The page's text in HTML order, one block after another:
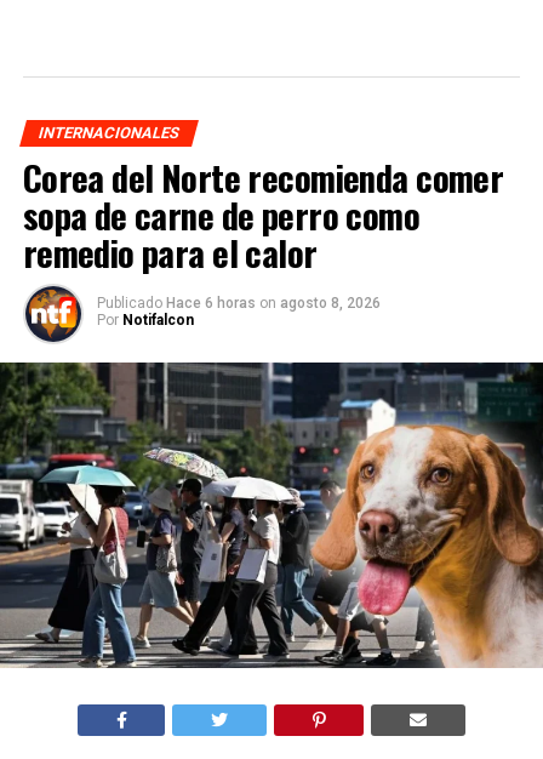
INTERNACIONALES
Corea del Norte recomienda comer
sopa de carne de perro como
remedio para el calor
Publicado Hace 6 horas on agosto 8, 2026
Por Notifalcon